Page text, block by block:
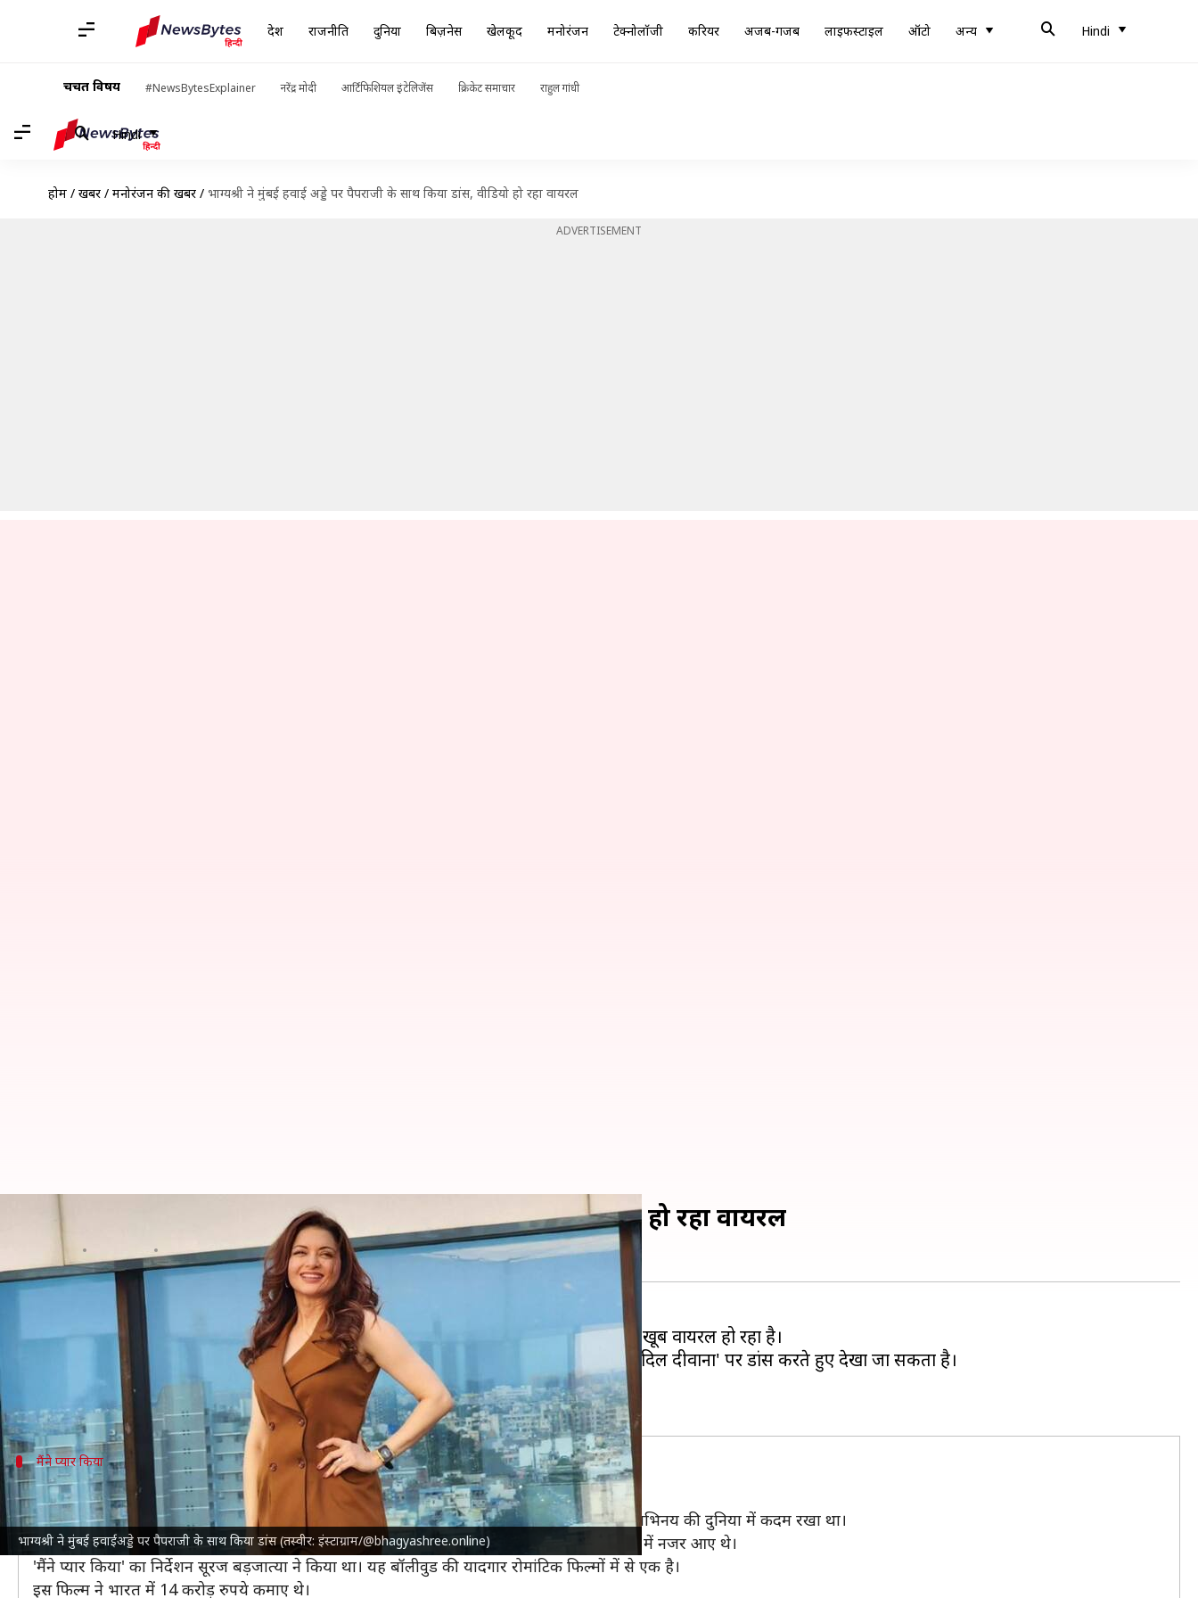
देश राजनीति दुनिया बिज़नेस खेलकूद मनोरंजन टेक्नोलॉजी करियर अजब-गजब लाइफस्टाइल ऑटो अन्य Hindi
चर्चित विषय #NewsBytesExplainer नरेंद्र मोदी आर्टिफिशियल इंटेलिजेंस क्रिकेट समाचार राहुल गांधी
Hindi
होम / खबरें / मनोरंजन की खबरें / भाग्यश्री ने मुंबई हवाई अड्डे पर पैपराजी के साथ किया डांस, वीडियो हो रहा वायरल
ADVERTISEMENT
भाग्यश्री ने मुंबई हवाईअड्डे पर पैपराजी के साथ किया डांस (तस्वीर: इंस्टाग्राम/@bhagyashree.online)
भाग्यश्री ने मुंबई हवाई अड्डे पर पैपराजी के साथ किया डांस, वीडियो हो रहा वायरल
07:54 pm
भारतीय सिनेमा की दिग्गज अभिनेत्री भाग्यश्रीका एक वीडियो सामने आया है, जो सोशल मीडिया पर खूब वायरल हो रहा है।
सामने आए इस वीडियो में भाग्यश्री को मुंबई हवाई अड्डे पर फिल्म 'मैंने प्यार किया' के सुपरहिट गाने 'दिल दीवाना' पर डांस करते हुए देखा जा सकता है।
इस दौरान वहां मौजूद एक पैपराजी ने भाग्यश्री का खूब साथ दिया और उनके साथ डांस भी किया।
मैंने प्यार किया
भाग्यश्री की पहली फिल्म थी 'मैंने प्यार किया'
'मैंने प्यार किया' 1989 में आई थी और इस दर्शकों के भरपूर प्यार मिला। इस फिल्म के जरिए भाग्यश्री ने अभिनय की दुनिया में कदम रखा था।
फिल्म में भाग्यश्री की जोड़ीसलमान खानके साथ बनी थी। इस फिल्म में सलमान पहली बार मुख्य भूमिका में नजर आए थे।
'मैंने प्यार किया' का निर्देशन सूरज बड़जात्या ने किया था। यह बॉलीवुड की यादगार रोमांटिक फिल्मों में से एक है।
इस फिल्म ने भारत में 14 करोड़ रुपये कमाए थे।